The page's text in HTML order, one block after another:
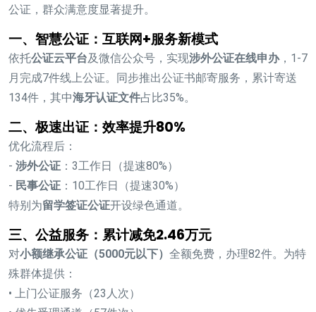
公证，群众满意度显著提升。
一、智慧公证：互联网+服务新模式
依托公证云平台及微信公众号，实现涉外公证在线申办，1-7
月完成7件线上公证。同步推出公证书邮寄服务，累计寄送
134件，其中海牙认证文件占比35%。
二、极速出证：效率提升80%
优化流程后：
- 涉外公证 ：3工作日（提速80%）
- 民事公证 ：10工作日（提速30%）
特别为留学签证公证开设绿色通道。
三、公益服务：累计减免2.46万元
对小额继承公证（5000元以下） 全额免费，办理82件。为特
殊群体提供：
• 上门公证服务（23人次）